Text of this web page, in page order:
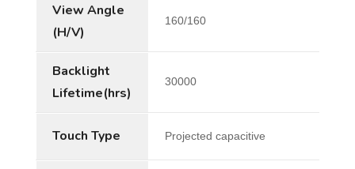
View Angle
(H/V)
160/160
Backlight
Lifetime(hrs)
30000
Touch Type Projected capacitive